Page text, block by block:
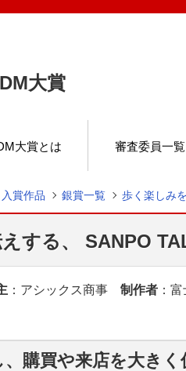
大賞
大賞とは 審査委員一覧
賞作品 銀賞一覧 歩く楽しみ
する、 SANPO
：アシックス商事 制作者 ：
購買や来店を大きく